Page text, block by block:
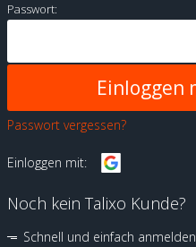
Passwort:
Passwort vergessen?
Einloggen mit:
Noch kein Talixo Kunde?
Schnell und einfach anmelden